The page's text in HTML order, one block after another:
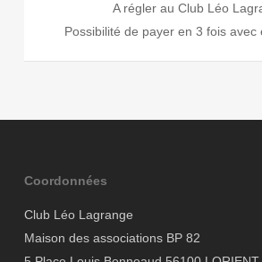
A régler au Club Léo
Possibilité de payer en 3 fois avec
Coordonnées
Club Léo Lagrange
Maison des associations BP 82